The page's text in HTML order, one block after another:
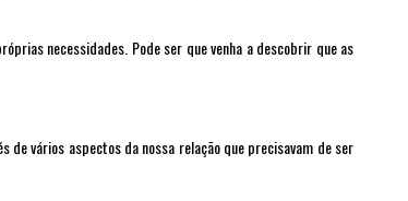
necessidades. Pode ser que venha a descobrir que as
vários aspectos da nossa relação que precisavam de ser